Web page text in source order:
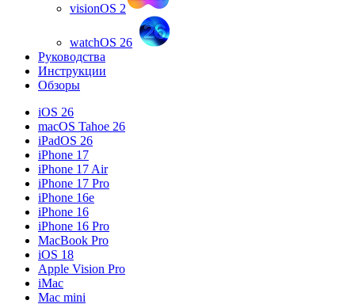
visionOS 2
watchOS 26
Руководства
Инструкции
Обзоры
iOS 26
macOS Tahoe 26
iPadOS 26
iPhone 17
iPhone 17 Air
iPhone 17 Pro
iPhone 16e
iPhone 16
iPhone 16 Pro
MacBook Pro
iOS 18
Apple Vision Pro
iMac
Mac mini